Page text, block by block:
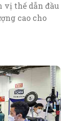
vị thế dẫn đầu
cao cho